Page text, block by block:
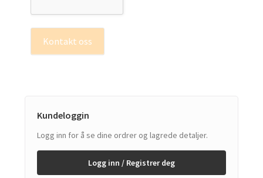
Kontakt oss
Kundeloggin
Logg inn for å se dine ordrer og lagrede detaljer.
Logg inn / Registrer deg